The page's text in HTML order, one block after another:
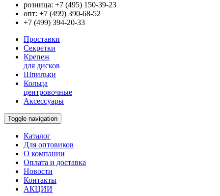
розница: +7 (495) 150-39-23
опт: +7 (499) 390-68-52
+7 (499) 394-20-33
Проставки
Секретки
Крепеж
для дисков
Шпильки
Кольца
центровочные
Аксессуары
Toggle navigation
Каталог
Для оптовиков
О компании
Оплата и доставка
Новости
Контакты
АКЦИИ